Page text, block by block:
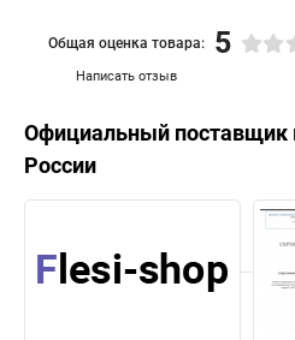
Написать отзыв
Общая оценка товара: 5
Официальный поставщик
России